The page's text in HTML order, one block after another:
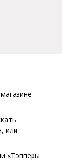
или
«Топперы